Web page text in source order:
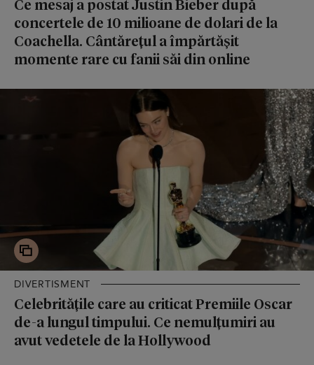
Ce mesaj a postat Justin Bieber după
concertele de 10 milioane de dolari de la
Coachella. Cântărețul a împărtășit
momente rare cu fanii săi din online
DIVERTISMENT
Celebritățile care au criticat Premiile Oscar
de-a lungul timpului. Ce nemulțumiri au
avut vedetele de la Hollywood